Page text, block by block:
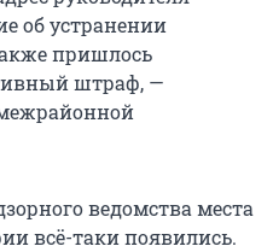
об устранении
пришлось
штраф, —
ведомства места
всё-таки появились.